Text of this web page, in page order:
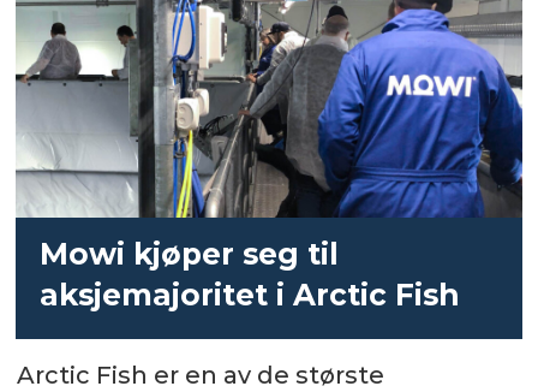
Mowi kjøper seg til
aksjemajoritet i Arctic Fish
Arctic Fish er en av de største